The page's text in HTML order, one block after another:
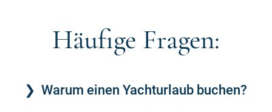
Häufige Fragen:
Warum einen Yachturlaub buchen?